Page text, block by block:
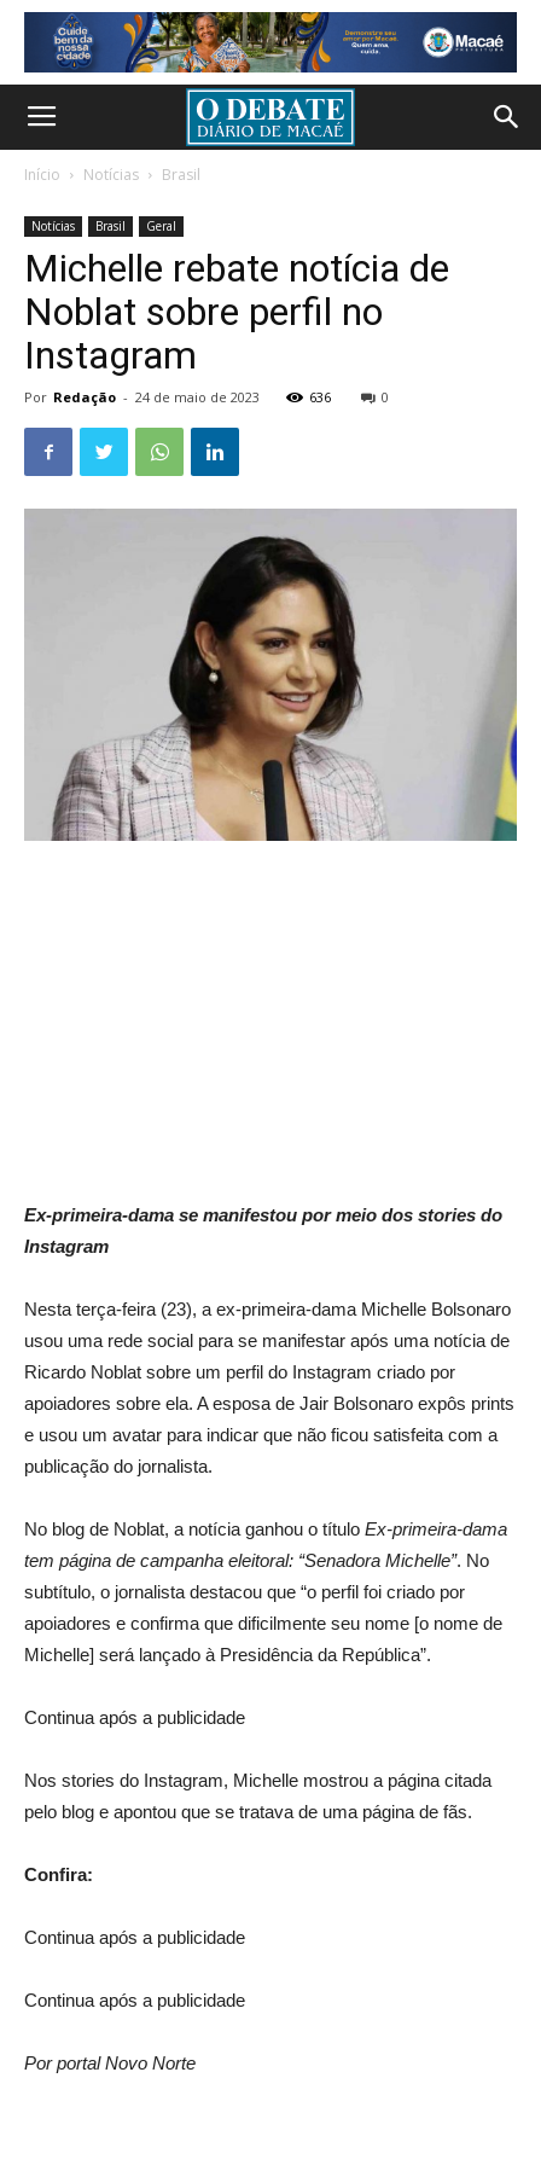
Início Notícias Brasil
Notícias Brasil Geral
Michelle rebate notícia de
Noblat sobre perfil no
Instagram
Por Redação - 24 de maio de 2023 636 0
Ex-primeira-dama se manifestou por meio dos stories do
Instagram
Nesta terça-feira (23), a ex-primeira-dama Michelle Bolsonaro
usou uma rede social para se manifestar após uma notícia de
Ricardo Noblat sobre um perfil do Instagram criado por
apoiadores sobre ela. A esposa de Jair Bolsonaro expôs prints
e usou um avatar para indicar que não ficou satisfeita com a
publicação do jornalista.
No blog de Noblat, a notícia ganhou o título Ex-primeira-dama
tem página de campanha eleitoral: “Senadora Michelle”. No
subtítulo, o jornalista destacou que “o perfil foi criado por
apoiadores e confirma que dificilmente seu nome [o nome de
Michelle] será lançado à Presidência da República”.
Continua após a publicidade
Nos stories do Instagram, Michelle mostrou a página citada
pelo blog e apontou que se tratava de uma página de fãs.
Confira:
Continua após a publicidade
Continua após a publicidade
Por portal Novo Norte